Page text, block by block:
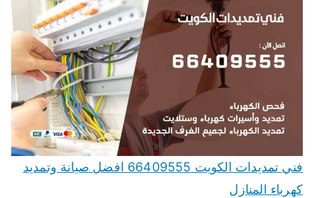
فني تمديدات الكويت 66409555 افضل صيانة وتمديد
كهرباء المنازل